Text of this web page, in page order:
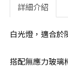
詳細介紹
白光燈，適合於
搭配無應力玻璃